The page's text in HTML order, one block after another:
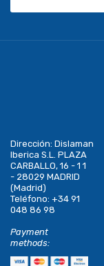
Dirección: Dislaman
Iberica S.L. PLAZA
CARBALLO, 16 - 1 1
- 28029 MADRID
(Madrid)
Teléfono: +34 91
048 86 98
Payment
methods: